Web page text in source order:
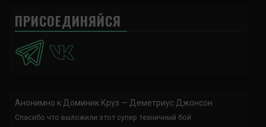
ПРИСОЕДИНЯЙСЯ
Анонимно к Доминик Круз — Деметриус Джонсон
Спасибо что выложили этот супер техничный бой